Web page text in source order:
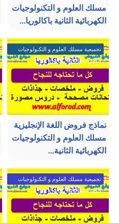
مسلك العلوم و التكنولوجيات
الكهربائية الثانية باكالوريا...
تجميعية مسلك العلوم و التكنولوجيات
الكهربائية الثانية باكالوريا
نماذج فروض اللغة الإنجليزية
مسلك العلوم و التكنولوجيات
الكهربائية الثانية...
تجميعية مسلك العلوم و التكنولوجيات
الكهربائية الثانية باكالوريا